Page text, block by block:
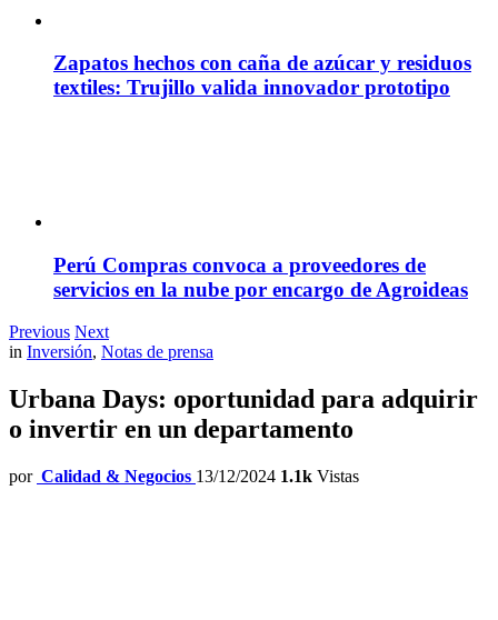
Zapatos hechos con caña de azúcar y residuos
textiles: Trujillo valida innovador prototipo
Perú Compras convoca a proveedores de
servicios en la nube por encargo de Agroideas
Previous Next
in Inversión, Notas de prensa
Urbana Days: oportunidad para adquirir
o invertir en un departamento
por Calidad & Negocios 13/12/2024 1.1k Vistas